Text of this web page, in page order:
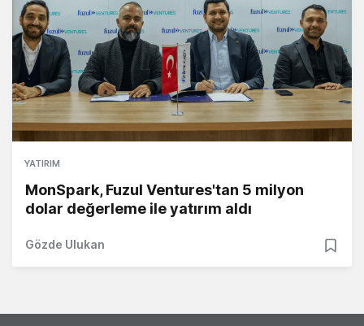
YATIRIM
MonSpark, Fuzul Ventures'tan 5 milyon
dolar değerleme ile yatırım aldı
Gözde Ulukan